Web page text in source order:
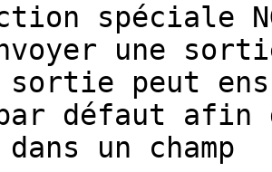
spéciale
une
peut
défaut
un champ